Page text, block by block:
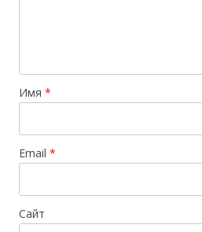
Имя *
Email *
Сайт